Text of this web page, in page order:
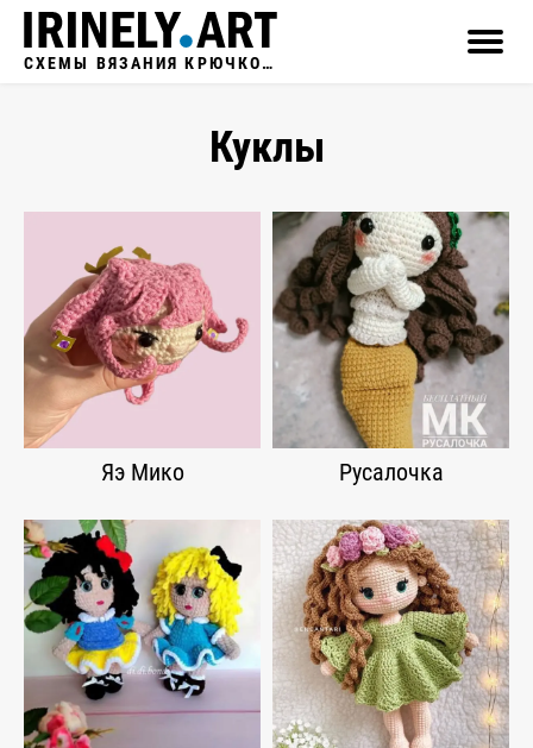
СХЕМЫ ВЯЗАНИЯ КРЮЧКОМ
Куклы
Яэ Мико Русалочка